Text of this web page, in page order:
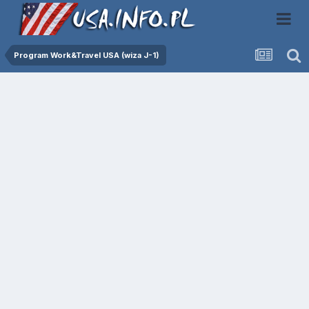
Program Work&Travel USA (wiza J-1)